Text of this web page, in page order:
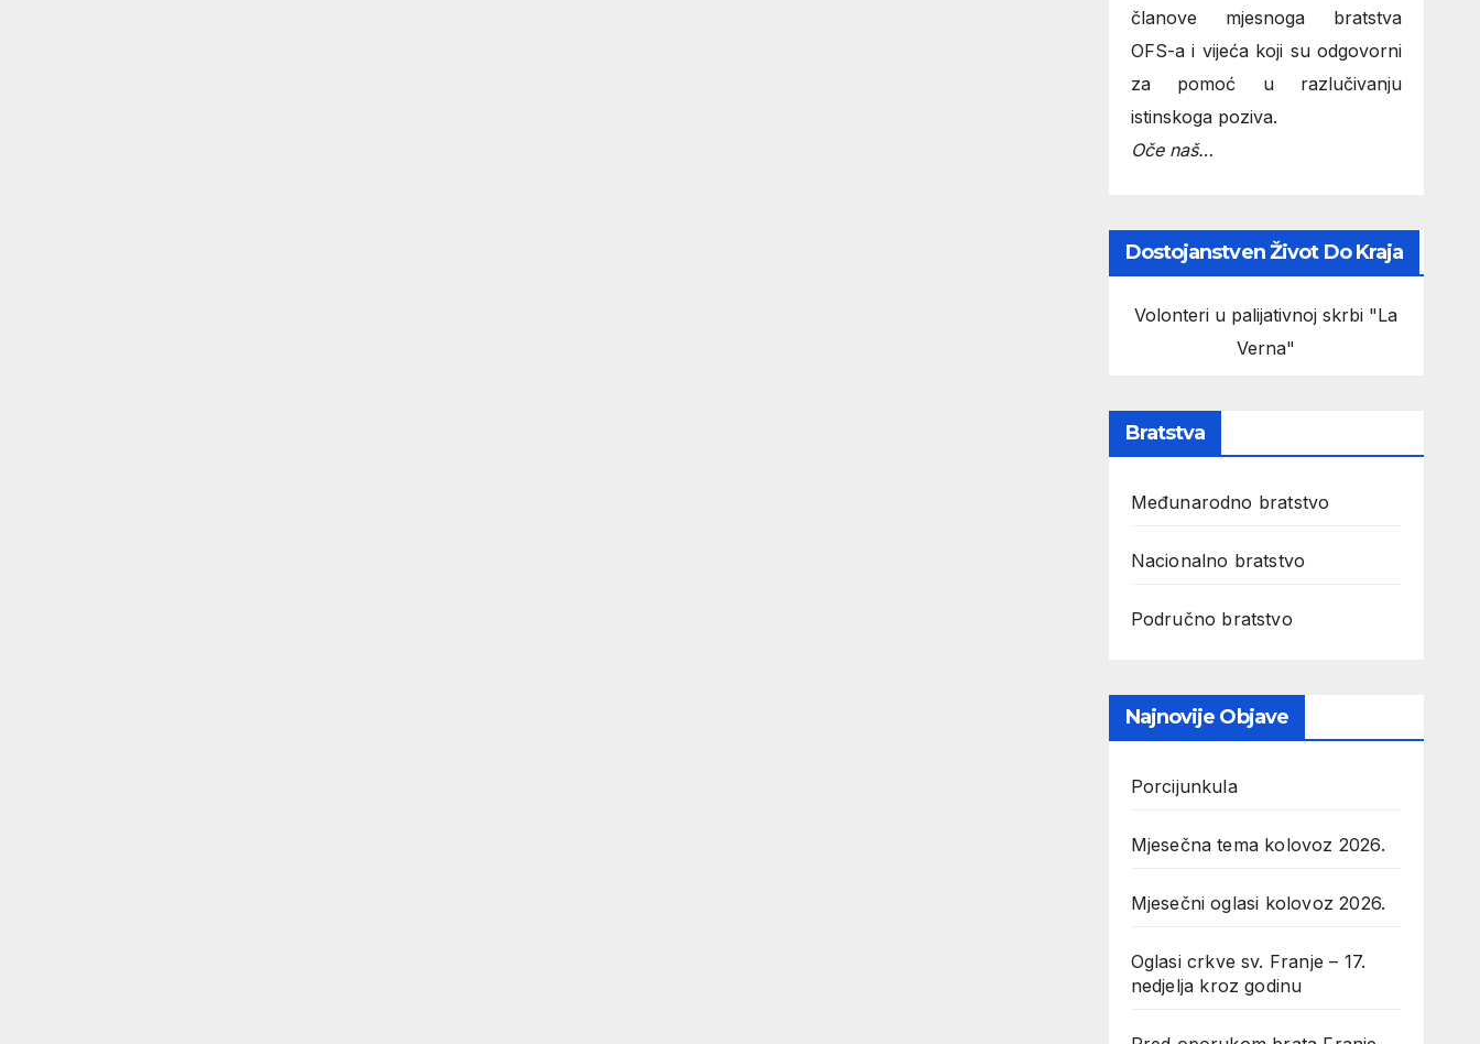
članove mjesnoga bratstva
OFS-a i vijeća koji su odgovorni
za pomoć u razlučivanju
istinskoga poziva.
Oče naš…
Dostojanstven Život Do Kraja
Volonteri u palijativnoj skrbi "La
Verna"
Bratstva
Međunarodno bratstvo
Nacionalno bratstvo
Područno bratstvo
Najnovije Objave
Porcijunkula
Mjesečna tema kolovoz 2026.
Mjesečni oglasi kolovoz 2026.
Oglasi crkve sv. Franje – 17.
nedjelja kroz godinu